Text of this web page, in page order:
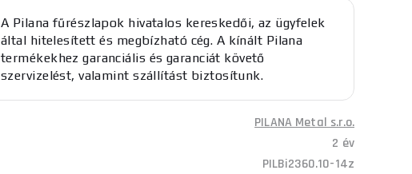
A Pilana fűrészlapok hivatalos kereskedői, az ügyfelek
által hitelesített és megbízható cég. A kínált Pilana
termékekhez garanciális és garanciát követő
szervizelést, valamint szállítást biztosítunk.
PILANA Metal s.r.o.
2 év
PILBi2360.10-14z